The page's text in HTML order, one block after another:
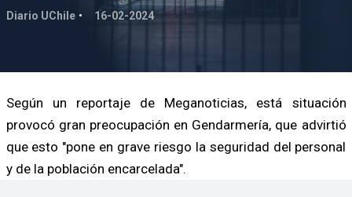
Diario UChile 16-02-2024
Según un reportaje de Meganoticias, está situación
provocó gran preocupación en Gendarmería, que advirtió
que esto "pone en grave riesgo la seguridad del personal
y de la población encarcelada".